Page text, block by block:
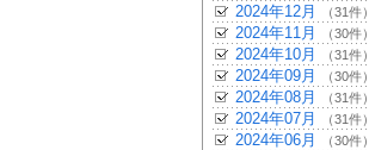
2024年12月 （31件）
2024年11月 （30件）
2024年10月 （31件）
2024年09月 （30件）
2024年08月 （31件）
2024年07月 （31件）
2024年06月 （30件）